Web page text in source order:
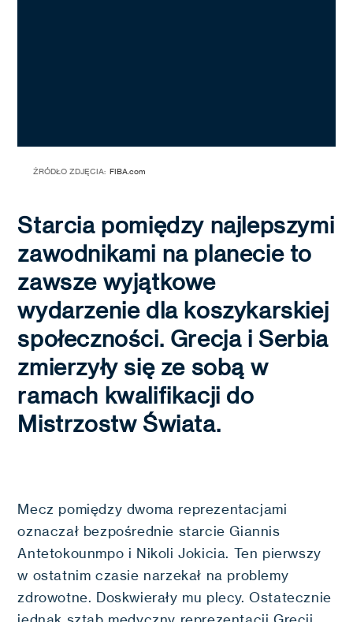
ŹRÓDŁO ZDJĘCIA: FIBA.com
Starcia pomiędzy najlepszymi
zawodnikami na planecie to
zawsze wyjątkowe
wydarzenie dla koszykarskiej
społeczności. Grecja i Serbia
zmierzyły się ze sobą w
ramach kwalifikacji do
Mistrzostw Świata.
Mecz pomiędzy dwoma reprezentacjami
oznaczał bezpośrednie starcie Giannis
Antetokounmpo i Nikoli Jokicia. Ten pierwszy
w ostatnim czasie narzekał na problemy
zdrowotne. Doskwierały mu plecy. Ostatecznie